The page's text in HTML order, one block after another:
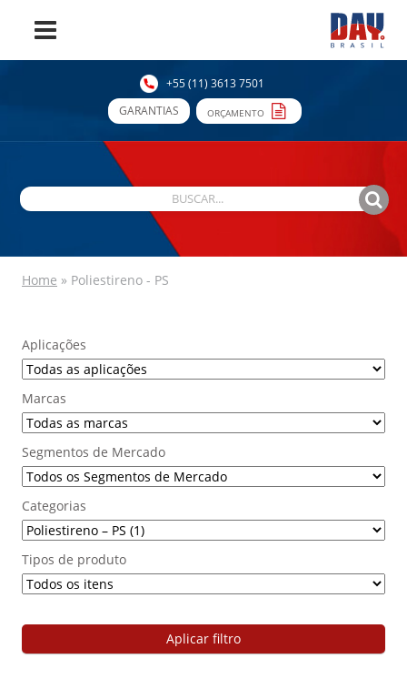
+55 (11) 3613 7501
GARANTIAS
ORÇAMENTO
Home » Poliestireno - PS
Aplicações
Marcas
Segmentos de Mercado
Categorias
Tipos de produto
Aplicar filtro